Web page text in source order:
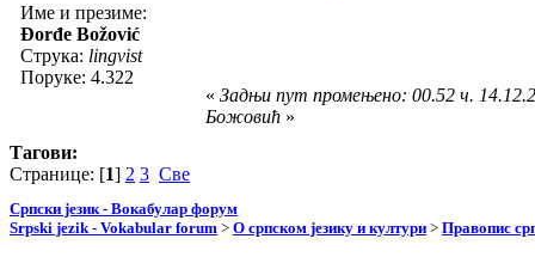
Име и презиме:
Đorđe Božović
Струка: lingvist
Поруке: 4.322
« Задњи пут промењено: 00.52 ч.
Божовић »
Тагови:
Странице: [1] 2 3 Све
Српски језик - Вокабулар форум
Srpski jezik - Vokabular forum > О српском језику и култури > Правопис